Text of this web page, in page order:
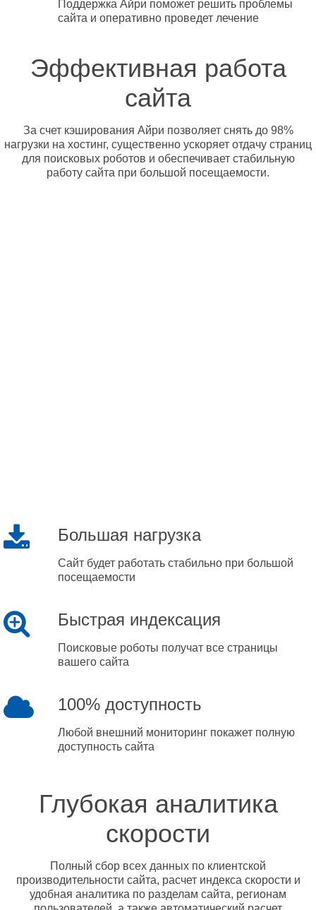
Поддержка Айри поможет решить проблемы
сайта и оперативно проведет лечение
Эффективная работа
сайта
За счет кэширования Айри позволяет снять до 98%
нагрузки на хостинг, существенно ускоряет отдачу страниц
для поисковых роботов и обеспечивает стабильную
работу сайта при большой посещаемости.
Большая нагрузка
Сайт будет работать стабильно при большой
посещаемости
Быстрая индексация
Поисковые роботы получат все страницы
вашего сайта
100% доступность
Любой внешний мониторинг покажет полную
доступность сайта
Глубокая аналитика
скорости
Полный сбор всех данных по клиентской
производительности сайта, расчет индекса скорости и
удобная аналитика по разделам сайта, регионам